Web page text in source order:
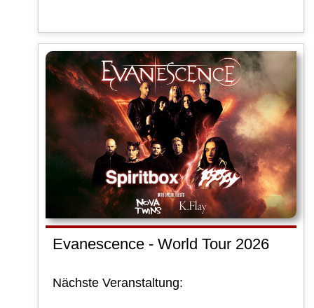
Evanescence - World Tour 2026
Nächste Veranstaltung: